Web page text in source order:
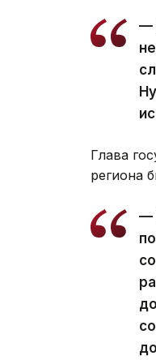
—
Глава
региона
—